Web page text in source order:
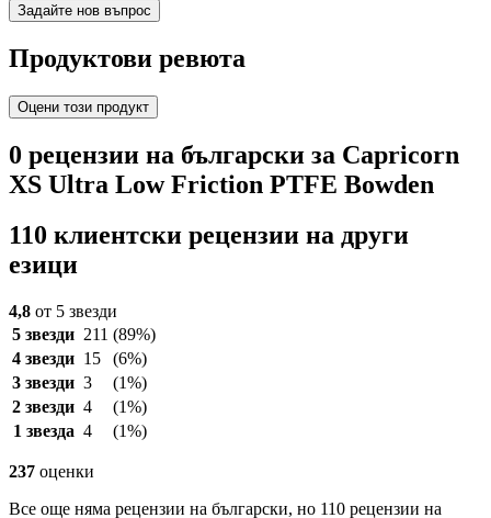
Задайте нов въпрос
Продуктови ревюта
Оцени този продукт
0 рецензии на български за Capricorn
XS Ultra Low Friction PTFE Bowden
110 клиентски рецензии на други
езици
4,8 от 5 звезди
5 звезди 211 (89%)
4 звезди 15
(6%)
3 звезди 3
(1%)
2 звезди 4
(1%)
1 звезда 4 (1%)
237 оценки
Все още няма рецензии на български, но 110 рецензии на